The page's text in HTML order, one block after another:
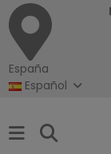
España
Español